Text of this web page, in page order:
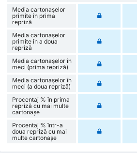
Media cartonașelor
primite în prima
repriză
Media cartonașelor
primite în a doua
repriză
Media cartonașelor în
meci (prima repriză)
Media cartonașelor în
meci (a doua repriză)
Procentaj % în prima
repriză cu mai multe
cartonașe
Procentaj % într-a
doua repriză cu mai
multe cartonașe